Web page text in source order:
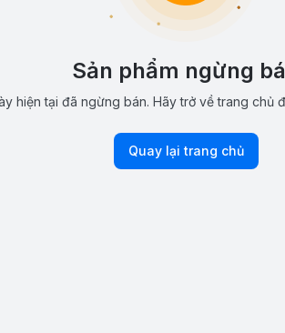
Sản phẩm ngừng
hiện tại đã ngừng bán. Hãy trở về trang chủ
Quay lại trang chủ